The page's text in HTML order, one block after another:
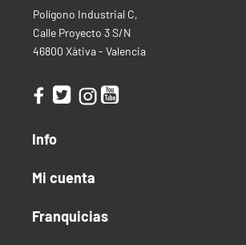
Polígono Industrial C,
Calle Proyecto 3 S/N
46800 Xàtiva - Valencia
Info
Mi cuenta
Franquicias